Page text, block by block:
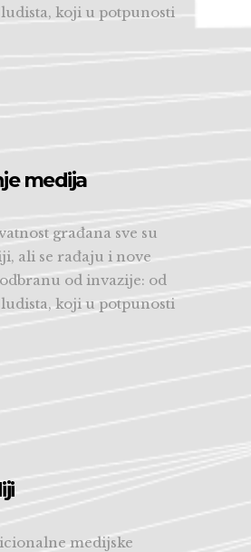
koji u potpunosti
medija
građana sve su
ali se rađaju i nove
od invazije: od
koji u potpunosti
medijske